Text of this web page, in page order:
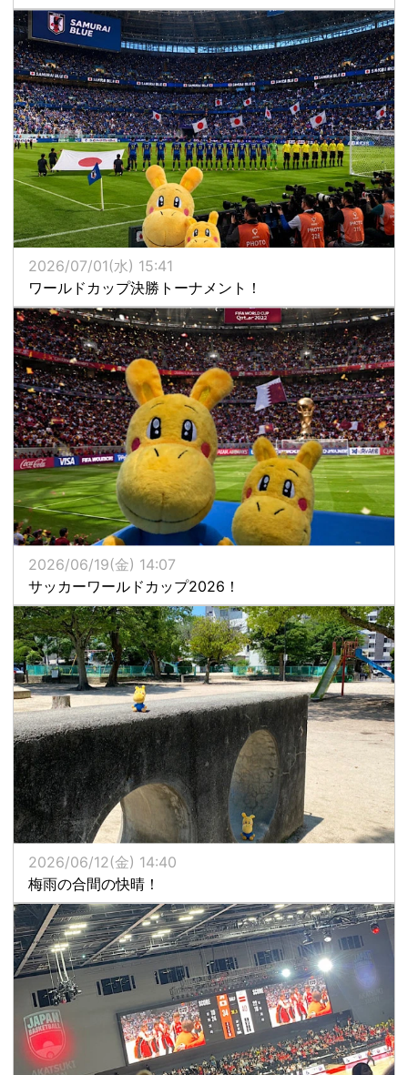
2026/07/01(水) 15:41
ワールドカップ決勝トーナメント！
2026/06/19(金) 14:07
サッカーワールドカップ2026！
2026/06/12(金) 14:40
梅雨の合間の快晴！